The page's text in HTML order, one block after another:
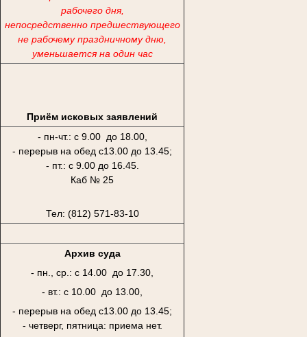
рабочего дня,
непосредственно предшествующего
не рабочему праздничному дню,
уменьшается на один час
Приём исковых заявлений
- пн-чт.: с 9.00 до 18.00,
- перерыв на обед с13.00 до 13.45;
- пт.: с 9.00 до 16.45.
Каб № 25
Тел: (812) 571-83-10
Архив суда
- пн., ср.: с 14.00 до 17.30,
- вт.: с 10.00 до 13.00,
- перерыв на обед с13.00 до 13.45;
- четверг, пятница: приема нет.